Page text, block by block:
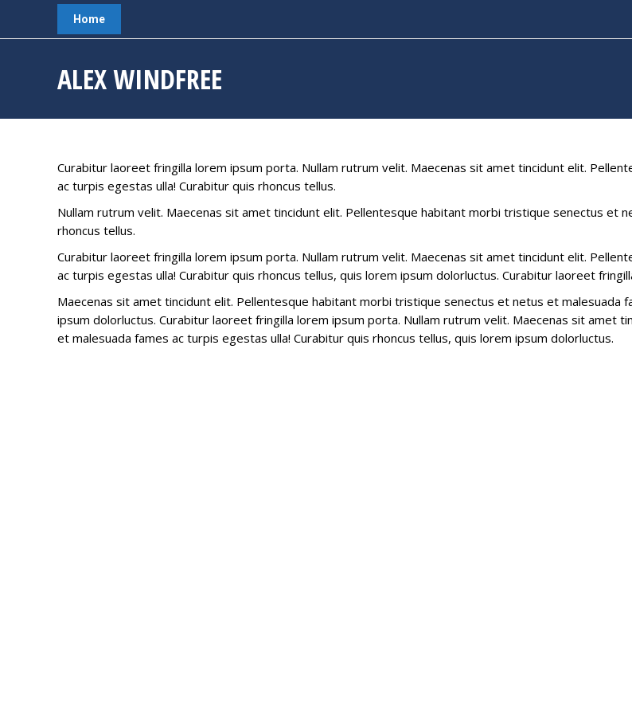
Home
ALEX WINDFREE
Curabitur laoreet fringilla lorem ipsum porta. Nullam rutrum velit. Maecenas sit amet tincidunt elit.
ac turpis egestas ulla! Curabitur quis rhoncus tellus.
Nullam rutrum velit. Maecenas sit amet tincidunt elit. Pellentesque habitant morbi tristique senectus et
rhoncus tellus.
Curabitur laoreet fringilla lorem ipsum porta. Nullam rutrum velit. Maecenas sit amet tincidunt elit.
ac turpis egestas ulla! Curabitur quis rhoncus tellus, quis lorem ipsum dolorluctus. Curabitur laoreet
Maecenas sit amet tincidunt elit. Pellentesque habitant morbi tristique senectus et netus et malesuada
ipsum dolorluctus. Curabitur laoreet fringilla lorem ipsum porta. Nullam rutrum velit. Maecenas sit
et malesuada fames ac turpis egestas ulla! Curabitur quis rhoncus tellus, quis lorem ipsum dolorluctus.